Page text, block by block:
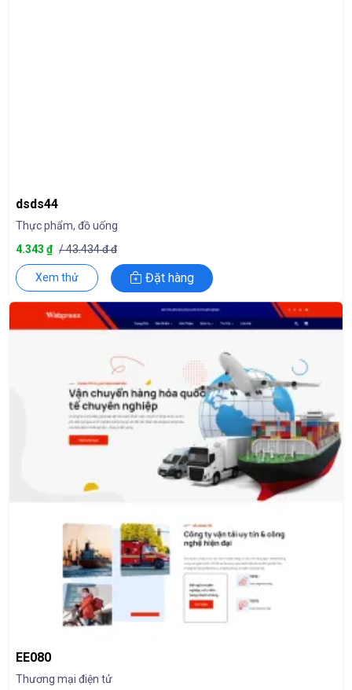
dsds44
Thực phẩm, đồ uống
4.343 ₫ / 43.434 đ đ
Xem thử Đặt hàng
EE080
Thương mại điện tử